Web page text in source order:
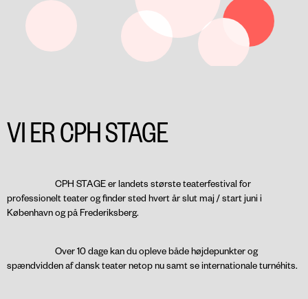
VI ER CPH STAGE
CPH STAGE er landets største teaterfestival for
professionelt teater og finder sted hvert år slut maj / start juni i
København og på Frederiksberg.
Over 10 dage kan du opleve både højdepunkter og
spændvidden af dansk teater netop nu samt se internationale turnéhits.